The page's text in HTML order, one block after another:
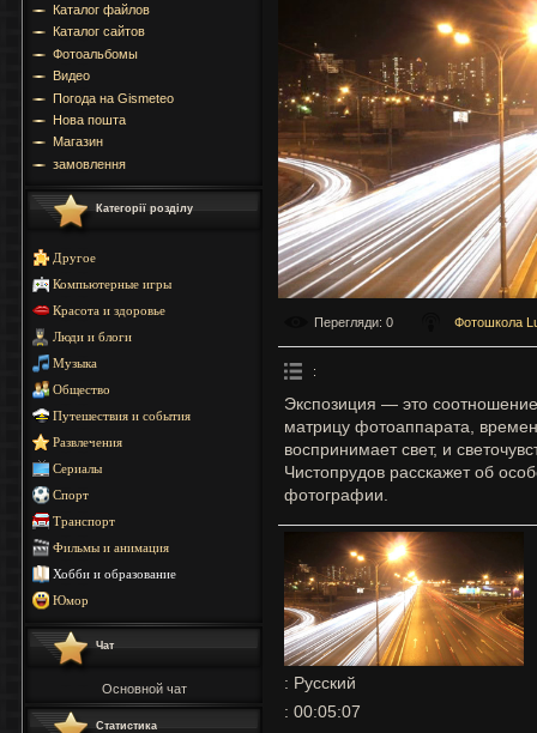
Каталог файлов
Каталог сайтов
Фотоальбомы
Видео
Погода на Gismeteo
Нова пошта
Магазин
замовлення
Категорії розділу
Другое
Компьютерные игры
Красота и здоровье
Люди и блоги
Музыка
Общество
Путешествия и события
Развлечения
Сериалы
Спорт
Транспорт
Фильмы и анимация
Хобби и образование
Юмор
Чат
Основной чат
Статистика
Перегляди: 0 Фотошкола
:
Экспозиция — это
матрицу фотоаппарата,
воспринимает свет, и
Чистопрудов расскажет об
фотографии.
: Русский
: 00:05:07